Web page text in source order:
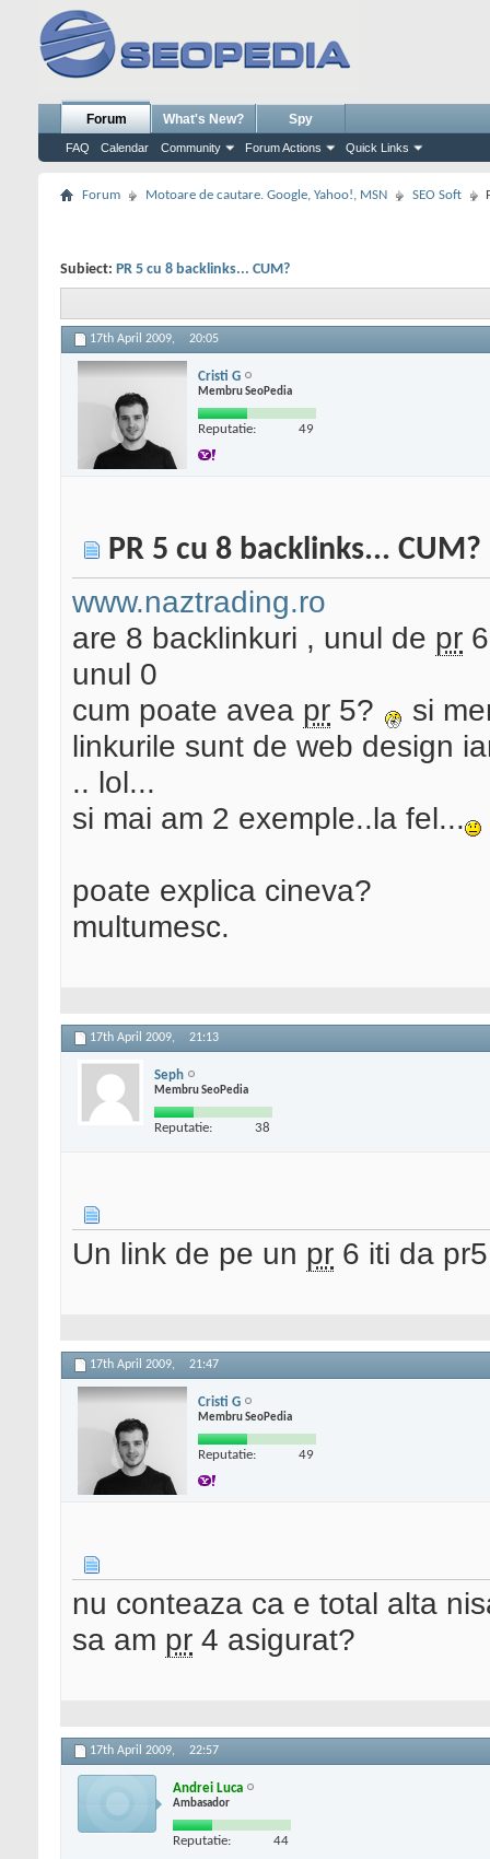
Forum
FAQ Calendar Community Forum Actions Quick Links
What's New? Spy
Forum Motoare de cautare. Google, Yahoo!, MSN SEO Soft
Subiect: PR 5 cu 8 backlinks... CUM?
17th April 2009, 20:05
Cristi G
Membru SeoPedia
Reputatie: 49
PR 5 cu 8 backlinks... CUM?
www.naztrading.ro
are 8 backlinkuri , unul de pr
unul 0
cum poate avea pr 5?
si
linkurile sunt de web design
.. lol...
si mai am 2 exemple..la fel...
poate explica cineva?
multumesc.
17th April 2009, 21:13
Seph
Membru SeoPedia
Reputatie: 38
Un link de pe un pr 6 iti da
17th April 2009, 21:47
Cristi G
Membru SeoPedia
Reputatie: 49
nu conteaza ca e total alta
sa am pr 4 asigurat?
17th April 2009, 22:57
Andrei Luca
Ambasador
Reputatie: 44